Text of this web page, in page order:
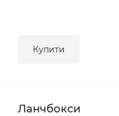
Купити
Ланчбокси